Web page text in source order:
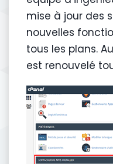
mise à jour des
nouvelles
tous les plans.
est renouvelé